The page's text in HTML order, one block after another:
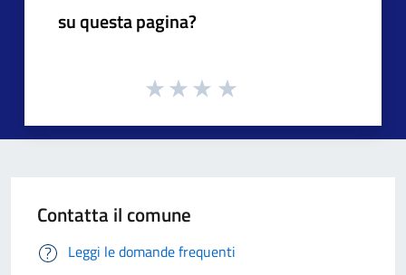
su questa pagina?
Contatta il comune
Leggi le domande frequenti